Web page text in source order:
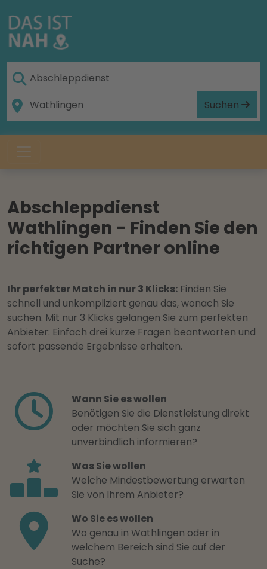
Suchen
Abschleppdienst
Wathlingen - Finden Sie den
richtigen Partner online
Ihr perfekter Match in nur 3 Klicks: Finden Sie
schnell und unkompliziert genau das, wonach Sie
suchen. Mit nur 3 Klicks gelangen Sie zum perfekten
Anbieter: Einfach drei kurze Fragen beantworten und
sofort passende Ergebnisse erhalten.
Wann Sie es wollen
Benötigen Sie die Dienstleistung direkt
oder möchten Sie sich ganz
unverbindlich informieren?
Was Sie wollen
Welche Mindestbewertung erwarten
Sie von Ihrem Anbieter?
Wo Sie es wollen
Wo genau in Wathlingen oder in
welchem Bereich sind Sie auf der
Suche?